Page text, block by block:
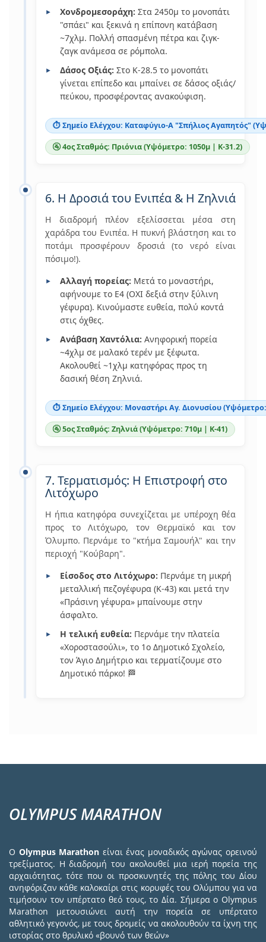
Χονδρομεσοράχη: Στα 2450μ το μονοπάτι
"σπάει" και ξεκινά η επίπονη κατάβαση
~7χλμ. Πολλή σπασμένη πέτρα και ζιγκ-
ζαγκ ανάμεσα σε ρόμπολα.
Δάσος Οξιάς: Στο Κ-28.5 το μονοπάτι
γίνεται επίπεδο και μπαίνει σε δάσος οξιάς/
πεύκου, προσφέροντας ανακούφιση.
⏱️ Σημείο Ελέγχου: Καταφύγιο-Α "Σπήλιος Αγαπητός"
🚰 4ος Σταθμός: Πριόνια (Υψόμετρο: 1050μ | Κ-31.2)
6. Η Δροσιά του Ενιπέα & Η Ζηλνιά
Η διαδρομή πλέον εξελίσσεται μέσα στη
χαράδρα του Ενιπέα. Η πυκνή βλάστηση και το
ποτάμι προσφέρουν δροσιά (το νερό είναι
πόσιμο!).
Αλλαγή πορείας: Μετά το μοναστήρι,
αφήνουμε το Ε4 (ΟΧΙ δεξιά στην ξύλινη
γέφυρα). Κινούμαστε ευθεία, πολύ κοντά
στις όχθες.
Ανάβαση Χαντόλια: Ανηφορική πορεία
~4χλμ σε μαλακό τερέν με ξέφωτα.
Ακολουθεί ~1χλμ κατηφόρας προς τη
δασική θέση Ζηλνιά.
⏱️ Σημείο Ελέγχου: Μοναστήρι Αγ. Διονυσίου
🚰 5ος Σταθμός: Ζηλνιά (Υψόμετρο: 710μ | Κ-41)
7. Τερματισμός: Η Επιστροφή στο
Λιτόχωρο
Η ήπια κατηφόρα συνεχίζεται με υπέροχη θέα
προς το Λιτόχωρο, τον Θερμαϊκό και τον
Όλυμπο. Περνάμε το "κτήμα Σαμουήλ" και την
περιοχή "Κούβαρη".
Είσοδος στο Λιτόχωρο: Περνάμε τη μικρή
μεταλλική πεζογέφυρα (Κ-43) και μετά την
«Πράσινη γέφυρα» μπαίνουμε στην
άσφαλτο.
Η τελική ευθεία: Περνάμε την πλατεία
«Χοροστασούλι», το 1ο Δημοτικό Σχολείο,
τον Άγιο Δημήτριο και τερματίζουμε στο
Δημοτικό πάρκο! 🏁
OLYMPUS MARATHON
Ο Olympus Marathon είναι ένας μοναδικός αγώνας ορεινού
τρεξίματος. Η διαδρομή του ακολουθεί μια ιερή πορεία της
αρχαιότητας, τότε που οι προσκυνητές της πόλης του Δίου
ανηφόριζαν κάθε καλοκαίρι στις κορυφές του Ολύμπου για να
τιμήσουν τον υπέρτατο θεό τους, το Δία. Σήμερα ο Olympus
Marathon μετουσιώνει αυτή την πορεία σε υπέρτατο
αθλητικό γεγονός, με τους δρομείς να ακολουθούν τα ίχνη της
ιστορίας στο θρυλικό «βουνό των θεών»